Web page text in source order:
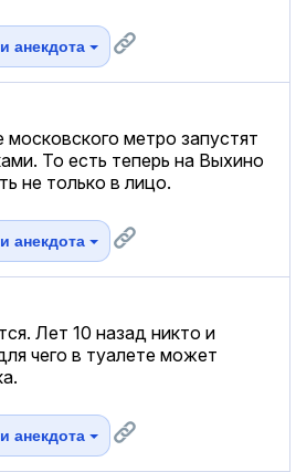
анекдота
метро запустят
То есть теперь на Выхино
не только в лицо.
анекдота
Лет 10 назад никто и
чего в туалете может
анекдота